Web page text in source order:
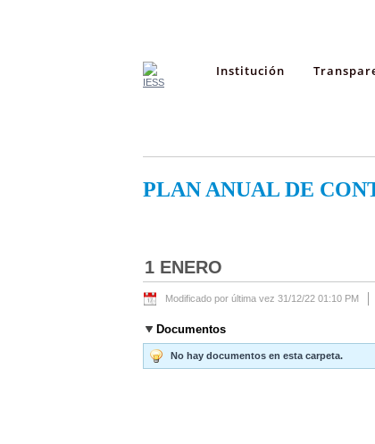
Institución
PLAN ANUAL DE
1 ENERO
Modificado por última vez 31/12/22 01:10 PM
Documentos
No hay documentos en esta carpeta.